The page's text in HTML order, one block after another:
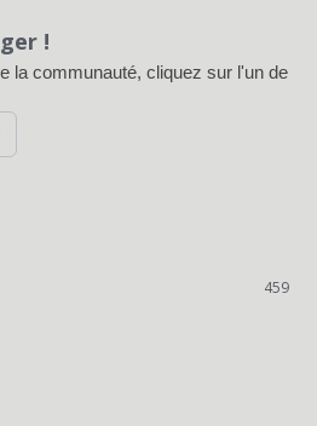
!
la communauté, cliquez sur l'un de
459